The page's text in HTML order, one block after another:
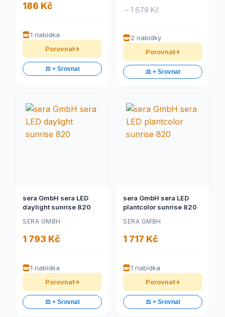
186 Kč
1 nabídka
Porovnat
⚖️ + Srovnat
– 1 679 Kč
2 nabídky
Porovnat
⚖️ + Srovnat
sera GmbH sera LED
daylight sunrise 820
SERA GMBH
1 793 Kč
1 nabídka
Porovnat
⚖️ + Srovnat
sera GmbH sera LED
plantcolor sunrise 820
SERA GMBH
1 717 Kč
1 nabídka
Porovnat
⚖️ + Srovnat